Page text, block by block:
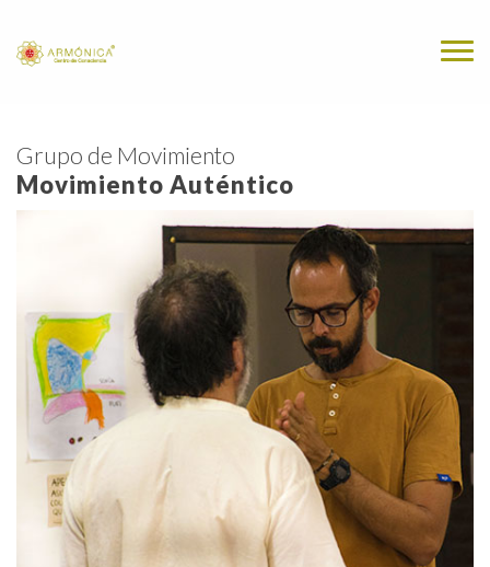
Grupo de Movimiento
Movimiento Auténtico